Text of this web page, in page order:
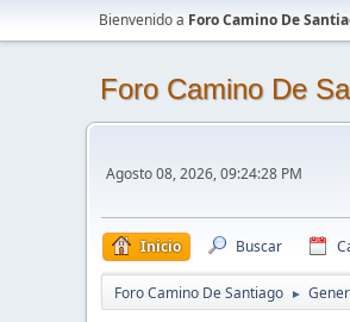
Bienvenido a Foro Camino De
Foro Camino De
Agosto 08, 2026, 09:24:28 PM
Inicio Buscar
Foro Camino De Santiago ►